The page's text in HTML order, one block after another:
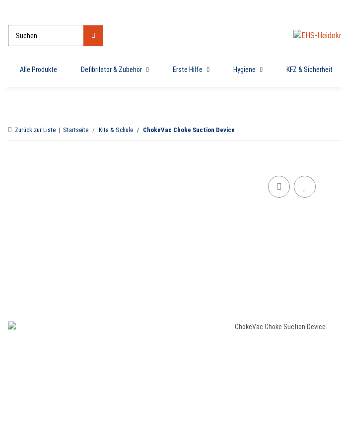
Alle Produkte Defibrilator & Zubehör Erste Hilfe Hygiene KFZ & Sicherheit
Zurück zur Liste Startseite Kita & Schule ChokeVac Choke Suction Device